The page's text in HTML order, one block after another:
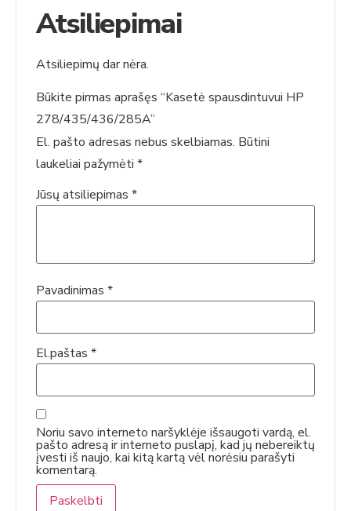
Atsiliepimai
Atsiliepimų dar nėra.
Būkite pirmas aprašęs “Kasetė spausdintuvui HP
278/435/436/285A”
El. pašto adresas nebus skelbiamas. Būtini
laukeliai pažymėti *
Jūsų atsiliepimas *
Pavadinimas *
El.paštas *
Noriu savo interneto naršyklėje išsaugoti vardą, el.
pašto adresą ir interneto puslapį, kad jų nebereiktų
įvesti iš naujo, kai kitą kartą vėl norėsiu parašyti
komentarą.